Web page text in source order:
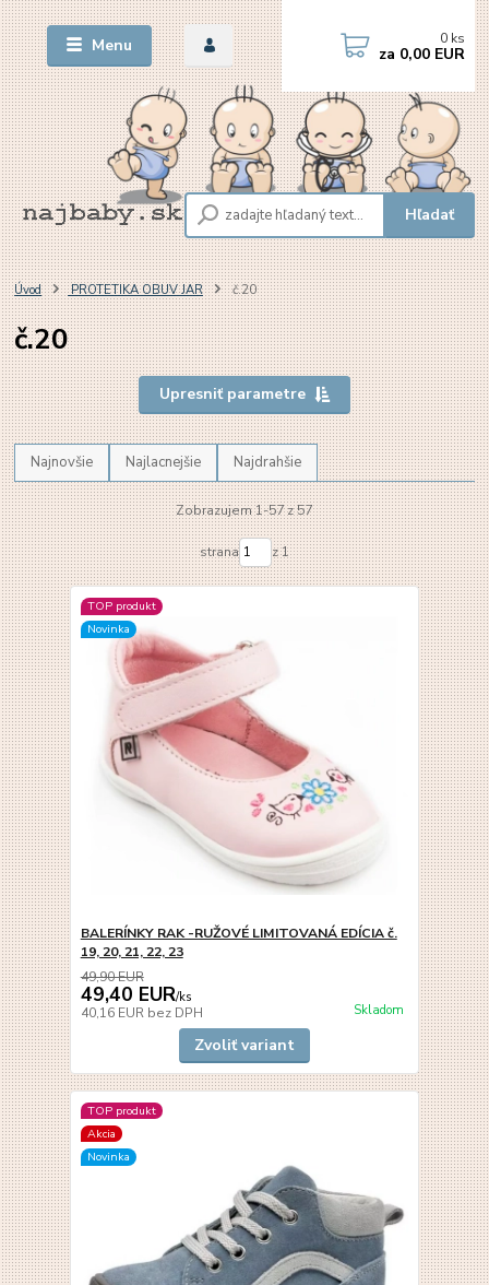
Menu
Hľadať
0 ks
za 0,00 EUR
Úvod PROTETIKA OBUV JAR č.20
č.20
Upresniť parametre
Najnovšie Najlacnejšie Najdrahšie
Zobrazujem 1-57 z 57
strana z 1
TOP produkt
Novinka
BALERÍNKY RAK -RUŽOVÉ LIMITOVANÁ EDÍCIA č.
19, 20, 21, 22, 23
49,90 EUR
49,40 EUR/ks
40,16 EUR bez DPH Skladom
Zvoliť variant
TOP produkt
Akcia
Novinka